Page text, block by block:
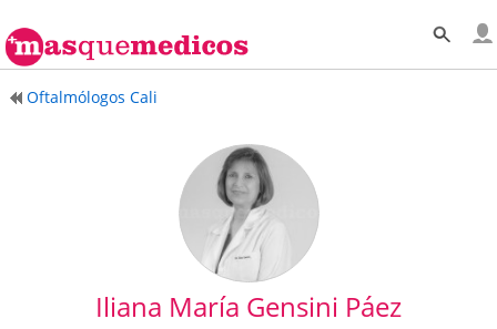
Oftalmólogos Cali
Iliana María Gensini Páez